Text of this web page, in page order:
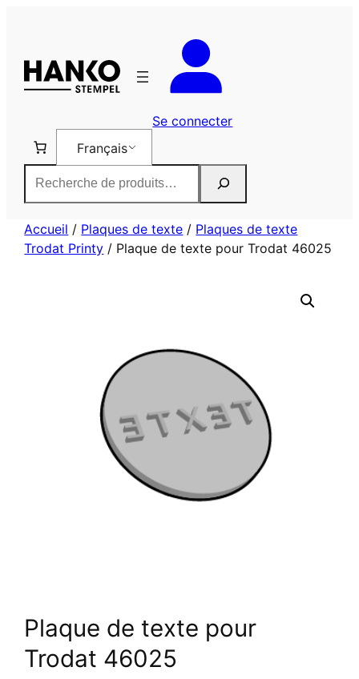
Se connecter
Français
Accueil / Plaques de texte / Plaques de texte
Trodat Printy / Plaque de texte pour Trodat 46025
Plaque de texte pour
Trodat 46025